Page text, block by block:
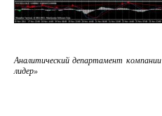
Аналитический департамент компании
лидер»